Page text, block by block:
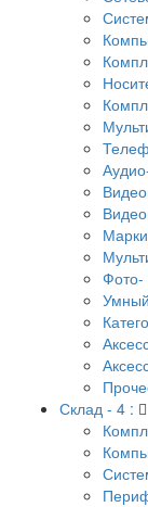
Фото-
Склад - 4 :